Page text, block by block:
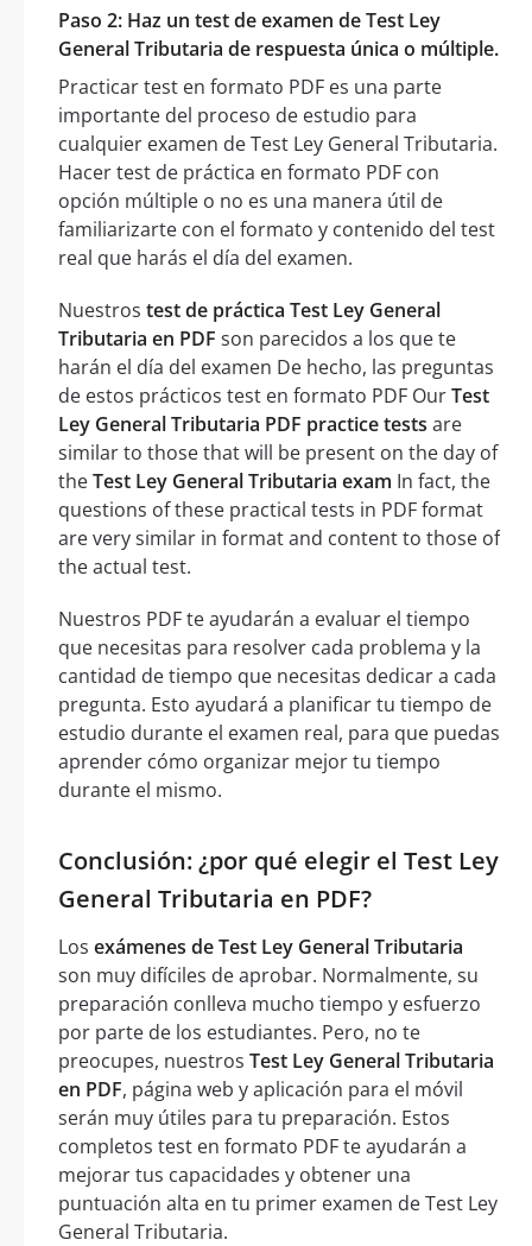
Paso 2: Haz un test de examen de Test Ley
General Tributaria de respuesta única o múltiple.
Practicar test en formato PDF es una parte
importante del proceso de estudio para
cualquier examen de Test Ley General Tributaria.
Hacer test de práctica en formato PDF con
opción múltiple o no es una manera útil de
familiarizarte con el formato y contenido del test
real que harás el día del examen.
Nuestros test de práctica Test Ley General
Tributaria en PDF son parecidos a los que te
harán el día del examen De hecho, las preguntas
de estos prácticos test en formato PDF OurTest
Ley General Tributaria PDF practice tests are
similar to those that will be present on the day of
theTest Ley General Tributaria exam In fact, the
questions of these practical tests in PDF format
are very similar in format and content to those of
the actual test.
Nuestros PDF te ayudarán a evaluar el tiempo
que necesitas para resolver cada problema y la
cantidad de tiempo que necesitas dedicar a cada
pregunta. Esto ayudará a planificar tu tiempo de
estudio durante el examen real, para que puedas
aprender cómo organizar mejor tu tiempo
durante el mismo.
Conclusión: ¿por qué elegir el Test Ley
General Tributaria en PDF?
Los exámenes de Test Ley General Tributaria
son muy difíciles de aprobar. Normalmente, su
preparación conlleva mucho tiempo y esfuerzo
por parte de los estudiantes. Pero, no te
preocupes, nuestros Test Ley General Tributaria
en PDF, página web y aplicación para el móvil
serán muy útiles para tu preparación. Estos
completos test en formato PDF te ayudarán a
mejorar tus capacidades y obtener una
puntuación alta en tu primer examen de Test Ley
General Tributaria.